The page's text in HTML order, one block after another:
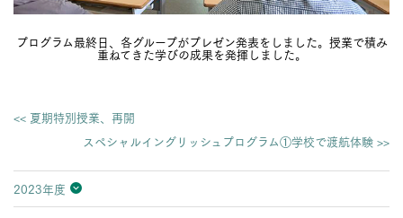
プログラム最終日、各グループがプレゼン発表をしました。授業で積み
重ねてきた学びの成果を発揮しました。
<< 夏期特別授業、再開
スペシャルイングリッシュプログラム①学校で渡航体験 >>
2023年度
2026年度
2025年度
2024年度
2023年度
2022年度
2021年度
2020年度
2019年度
2018年度
2017年度
2016年度
2015年度
2014年度
2013年度